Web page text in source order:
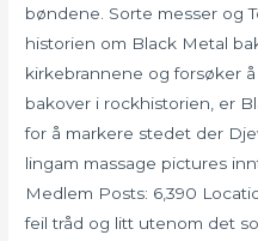
bøndene. Sorte messer og
historien om Black Metal
kirkebrannene og forsøker
bakover i rockhistorien, er
for å markere stedet der
lingam massage pictures
Medlem Posts: 6,390
feil tråd og litt utenom det